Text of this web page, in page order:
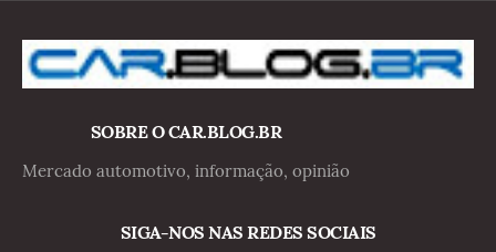
SOBRE O CAR.BLOG.BR
Mercado automotivo, informação, opinião
SIGA-NOS NAS REDES SOCIAIS